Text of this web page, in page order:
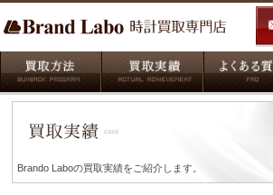
Brando Laboの買取実績をご紹介します。